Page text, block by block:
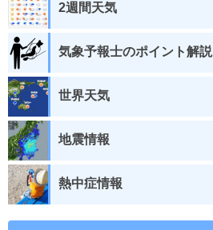
2週間天気
気象予報士のポイント解説
世界天気
地震情報
熱中症情報